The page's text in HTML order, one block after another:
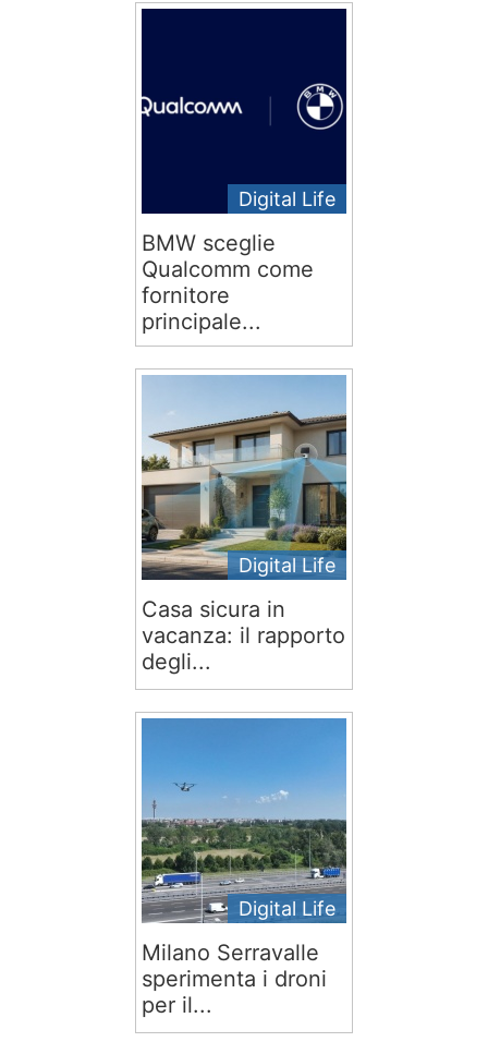
Digital Life
BMW sceglie
Qualcomm come
fornitore
principale...
Digital Life
Casa sicura in
vacanza: il rapporto
degli...
Digital Life
Milano Serravalle
sperimenta i droni
per il...